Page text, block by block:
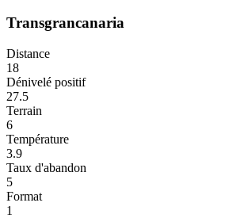
Transgrancanaria
Distance
18
Dénivelé positif
27.5
Terrain
6
Température
3.9
Taux d'abandon
5
Format
1